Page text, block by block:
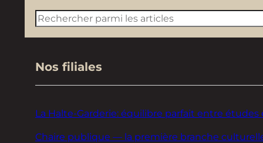
Rechercher
Nos filiales
La Halte-Garderie: équilibre parfait entre
Chaire publique — la première branche culturelle